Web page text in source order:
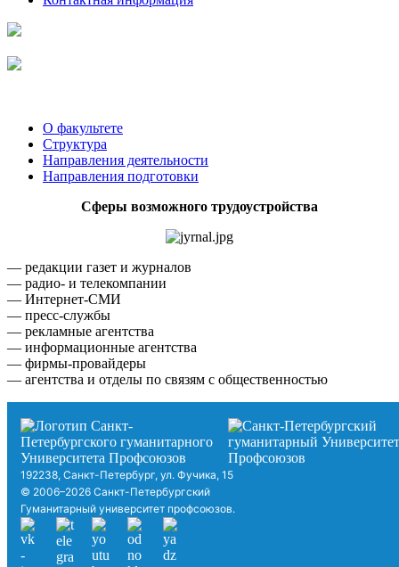
О факультете
Структура
Направления деятельности
Направления подготовки
Сферы возможного трудоустройства
— редакции газет и журналов
— радио- и телекомпании
— Интернет-СМИ
— пресс-службы
— рекламные агентства
— информационные агентства
— фирмы-провайдеры
— агентства и отделы по связям с общественностью
192238, Санкт-Петербург, ул. Фучика, 15
© 2006–2026 Санкт-Петербургский
Гуманитарный университет профсоюзов.